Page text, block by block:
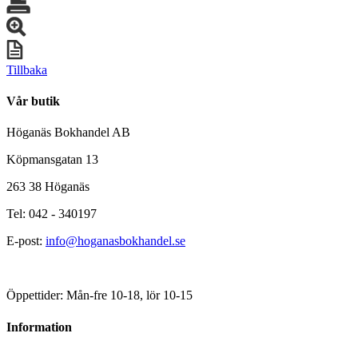
Tillbaka
Vår butik
Höganäs Bokhandel AB
Köpmansgatan 13
263 38 Höganäs
Tel: 042 - 340197
E-post: info@hoganasbokhandel.se
Öppettider: Mån-fre 10-18, lör 10-15
Information